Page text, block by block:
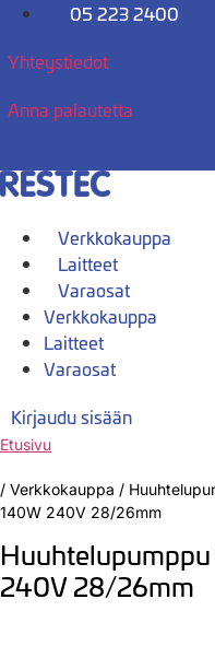
Mene
05 223 2400
Yhteystiedot
Anna palautetta
Verkkokauppa
Laitteet
Varaosat
Verkkokauppa
Laitteet
Varaosat
Kirjaudu sisään
Etusivu
/ Verkkokauppa /
140W 240V 28/26mm
240V 28/26mm